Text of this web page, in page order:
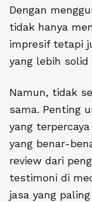
Dengan
tidak hanya
impresif tetapi
yang lebih
Namun, tidak
sama. Penting
yang
yang benar-
review dari
testimoni di
jasa yang